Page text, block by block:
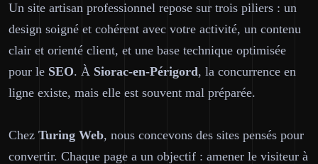
Un site artisan professionnel repose sur trois piliers : un
design soigné et cohérent avec votre activité, un contenu
clair et orienté client, et une base technique optimisée
pour le SEO. À Siorac-en-Périgord, la concurrence en
ligne existe, mais elle est souvent mal préparée.
Chez Turing Web, nous concevons des sites pensés pour
convertir. Chaque page a un objectif : amener le visiteur à